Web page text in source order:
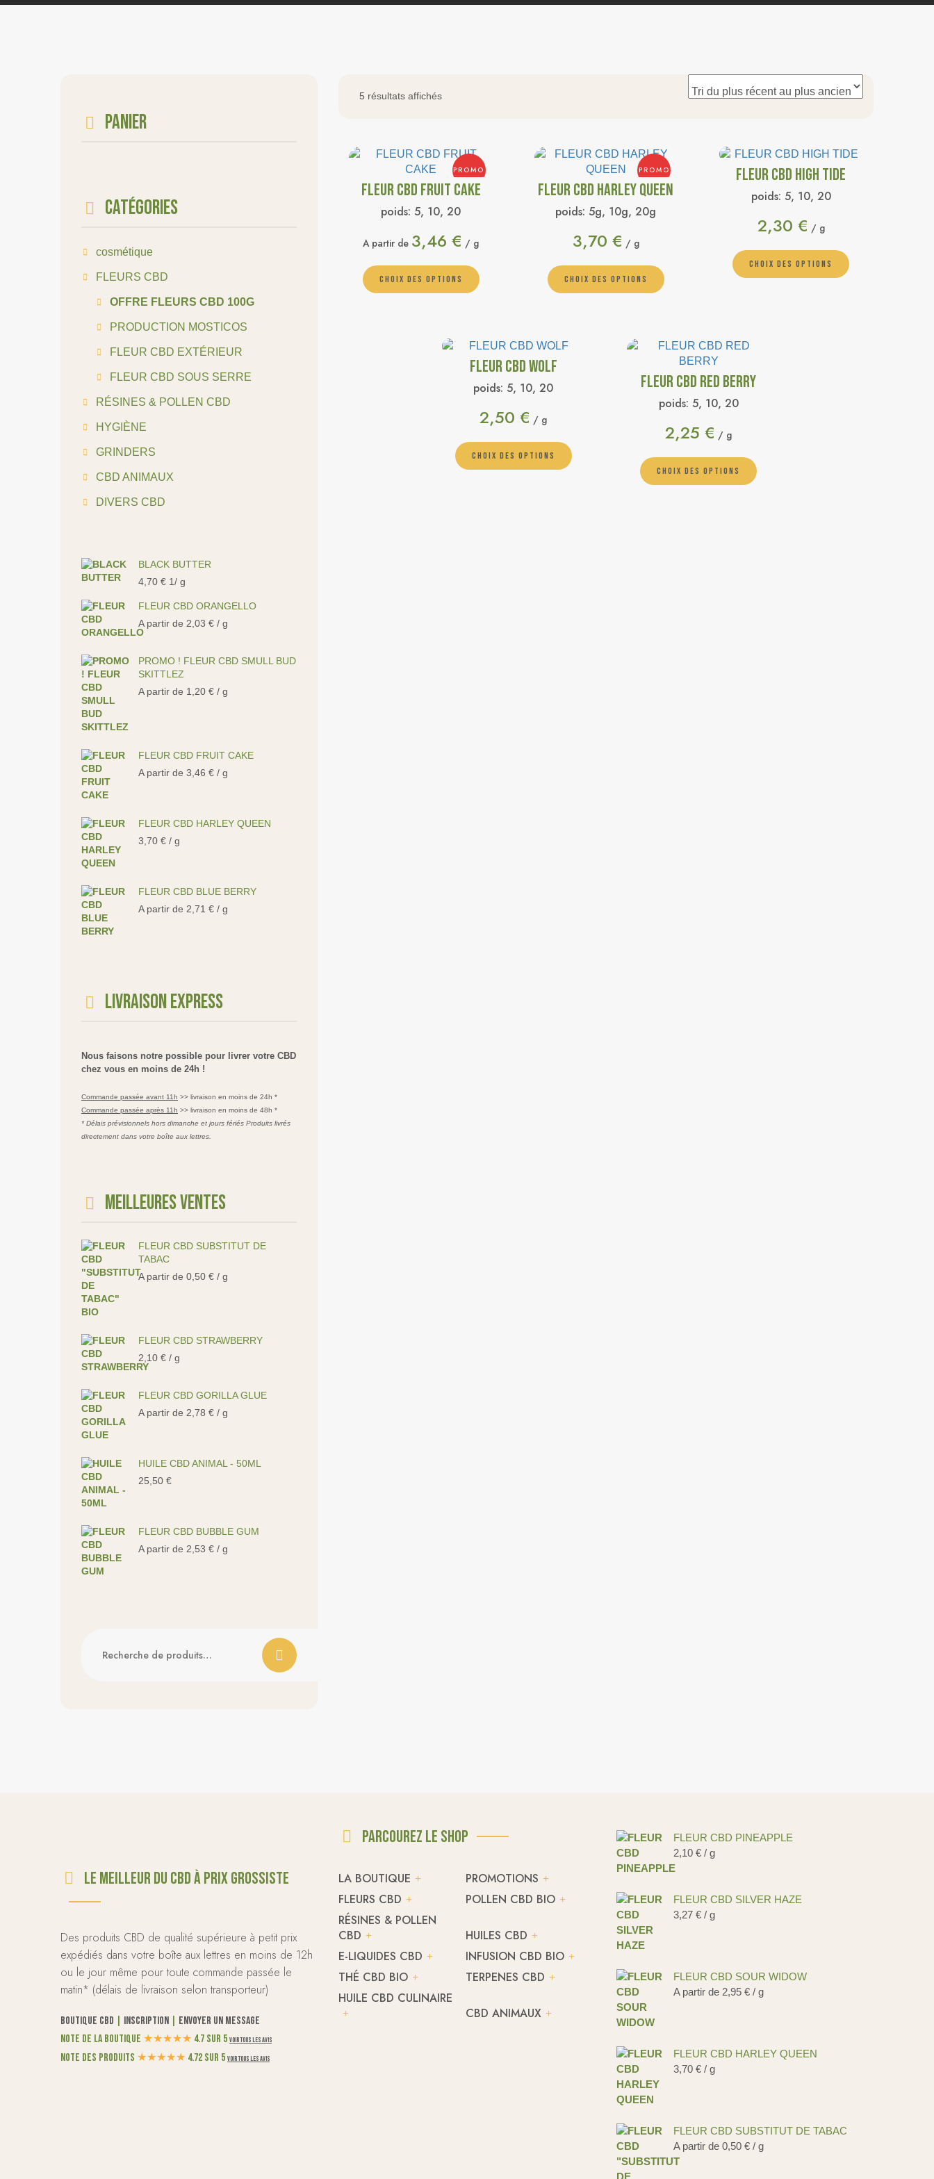
5 résultats affichés
PROMO
FLEUR CBD FRUIT CAKE
poids: 5, 10, 20
A partir de 3,46€ / g
CHOIX DES OPTIONS
PROMO
FLEUR CBD HARLEY QUEEN
poids: 5g, 10g, 20g
3,70 € / g
CHOIX DES OPTIONS
FLEUR CBD HIGH TIDE
poids: 5, 10, 20
2,30 € / g
CHOIX DES OPTIONS
FLEUR CBD WOLF
poids: 5, 10, 20
2,50€ / g
CHOIX DES OPTIONS
FLEUR CBD RED BERRY
poids: 5, 10, 20
2,25€ / g
CHOIX DES OPTIONS
Panier
Catégories
cosmétique
FLEURS CBD
OFFRE FLEURS CBD 100G
PRODUCTION MOSTICOS
FLEUR CBD EXTÉRIEUR
FLEUR CBD SOUS SERRE
RÉSINES & POLLEN CBD
HYGIÈNE
GRINDERS
CBD ANIMAUX
DIVERS CBD
BLACK BUTTER
4,70 € 1/ g
FLEUR CBD ORANGELLO
A partir de 2,03 € / g
PROMO ! FLEUR CBD SMULL BUD
SKITTLEZ
A partir de 1,20 € / g
FLEUR CBD FRUIT CAKE
A partir de 3,46 € / g
FLEUR CBD HARLEY QUEEN
3,70 € / g
FLEUR CBD BLUE BERRY
A partir de 2,71 € / g
Livraison express
Nous faisons notre possible pour livrer votre CBD
chez vous en moins de 24h !
Commande passée avant 11h >> livraison en moins de 24h *
Commande passée après 11h >> livraison en moins de 48h *
* Délais prévisionnels hors dimanche et jours fériés Produits livrés
directement dans votre boîte aux lettres.
Meilleures ventes
FLEUR CBD SUBSTITUT DE
TABAC
A partir de 0,50 € / g
FLEUR CBD STRAWBERRY
2,10 € / g
FLEUR CBD GORILLA GLUE
A partir de 2,78 € / g
HUILE CBD ANIMAL - 50ML
25,50 €
FLEUR CBD BUBBLE GUM
A partir de 2,53 € / g
Le meilleur du CBD à prix grossiste
Des produits CBD de qualité supérieure à petit prix
expédiés dans votre boîte aux lettres en moins de 12h
ou le jour même pour toute commande passée le
matin* (délais de livraison selon transporteur)
Boutique CBD Inscription
Envoyer un message
Note de la boutique ★★★★★ 4.7 sur 5 Voir tous les avis
Note des produits ★★★★★ 4.72 sur 5 Voir tous les avis
Parcourez le shop
LA BOUTIQUE
PROMOTIONS
FLEURS CBD
POLLEN CBD BIO
RÉSINES & POLLEN
CBD
HUILES CBD
E-LIQUIDES CBD
INFUSION CBD BIO
THÉ CBD BIO
TERPENES CBD
HUILE CBD CULINAIRE
CBD ANIMAUX
FLEUR CBD PINEAPPLE
2,10 € / g
FLEUR CBD SILVER HAZE
3,27 € / g
FLEUR CBD SOUR WIDOW
A partir de 2,95 € / g
FLEUR CBD HARLEY QUEEN
3,70 € / g
FLEUR CBD SUBSTITUT DE TABAC
A partir de 0,50 € / g